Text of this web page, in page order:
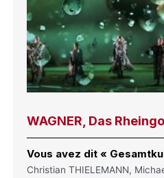
WAGNER, Das
Vous avez dit «
Christian THIELEMANN,